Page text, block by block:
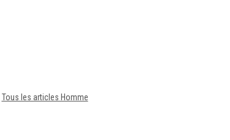
Tous les articles Homme